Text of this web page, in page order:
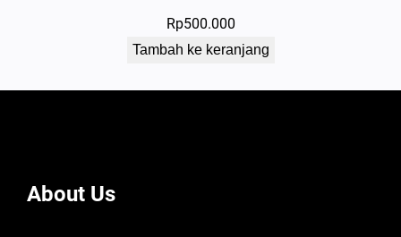
Rp500.000
Tambah ke keranjang
About Us